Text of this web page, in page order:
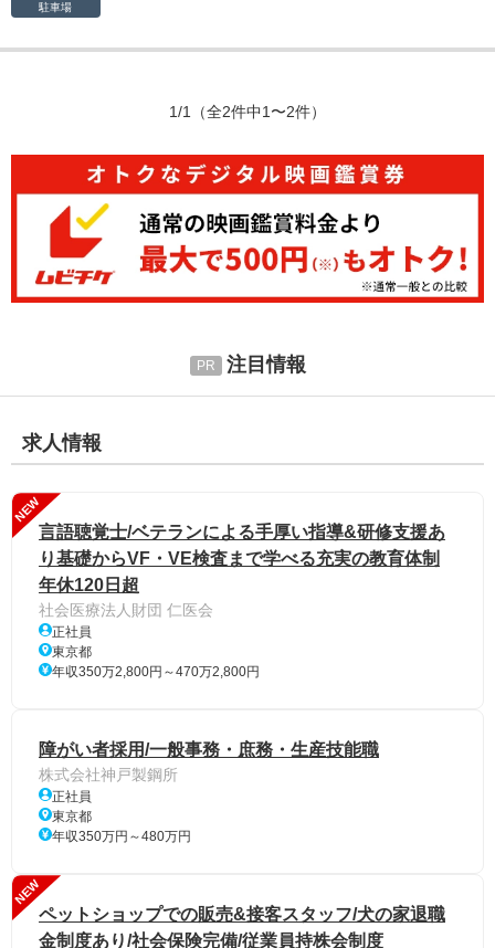
駐車場
1/1 （全2件中1〜2件）
注目情報
求人情報
NEW
言語聴覚士/ベテランによる手厚い指導&研修支援あ
り基礎からVF・VE検査まで学べる充実の教育体制
年休120日超
社会医療法人財団 仁医会
正社員
東京都
年収350万2,800円～470万2,800円
障がい者採用/一般事務・庶務・生産技能職
株式会社神戸製鋼所
正社員
東京都
年収350万円～480万円
NEW
ペットショップでの販売&接客スタッフ/犬の家退職
金制度あり/社会保険完備/従業員持株会制度